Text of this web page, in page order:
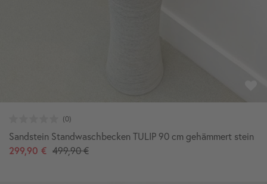
Sandstein Standwaschbecken TULIP 90 cm gehämmert stein
299,90 € 499,90 €